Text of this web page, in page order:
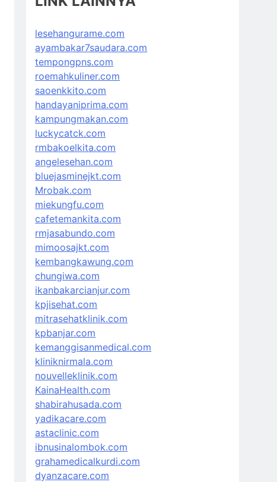
lesehangurame.com
ayambakar7saudara.com
tempongpns.com
roemahkuliner.com
saoenkkito.com
handayaniprima.com
kampungmakan.com
luckycatck.com
rmbakoelkita.com
angelesehan.com
bluejasminejkt.com
Mrobak.com
miekungfu.com
cafetemankita.com
rmjasabundo.com
mimoosajkt.com
kembangkawung.com
chungiwa.com
ikanbakarcianjur.com
kpjisehat.com
mitrasehatklinik.com
kpbanjar.com
kemanggisanmedical.com
kliniknirmala.com
nouvelleklinik.com
KainaHealth.com
shabirahusada.com
yadikacare.com
astaclinic.com
ibnusinalombok.com
grahamedicalkurdi.com
dyanzacare.com